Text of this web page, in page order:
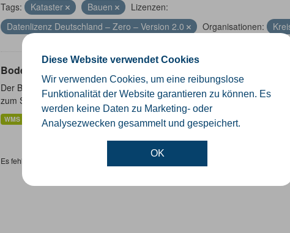
Diese Website verwendet Cookies
Wir verwenden Cookies, um eine reibungslose
Funktionalität der Website garantieren zu können. Es
werden keine Daten zu Marketing- oder
Analysezwecken gesammelt und gespeichert.
OK
Tags: Kataster Bauen
Lizenzen:
Datenlizenz Deutschland – Zero – Version 2.0
Organisationen:
Bodenrichtwerte
Der Bodenrichtwert beschreibt den durchschnittlichen Lagewert für den
zum Stichtag 01.01. ermittelt und spätestens zum...
WMS
Es fehlen spezifische Datensätze? Wenden Sie sich bitte an einen Administrator unter: